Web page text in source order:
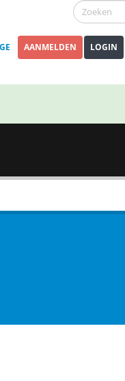
AANMELDEN LOGIN